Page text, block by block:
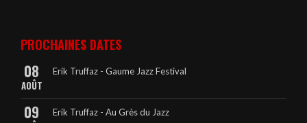
PROCHAINES DATES
08
AOÛT
Erik Truffaz - Gaume Jazz Festival
09 Erik Truffaz - Au Grès du Jazz